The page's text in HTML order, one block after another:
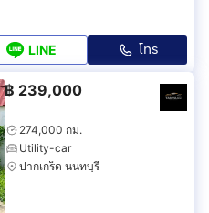
LINE โทร
฿ 239,000
274,000 กม.
Utility-car
ปากเกร็ด นนทบุรี